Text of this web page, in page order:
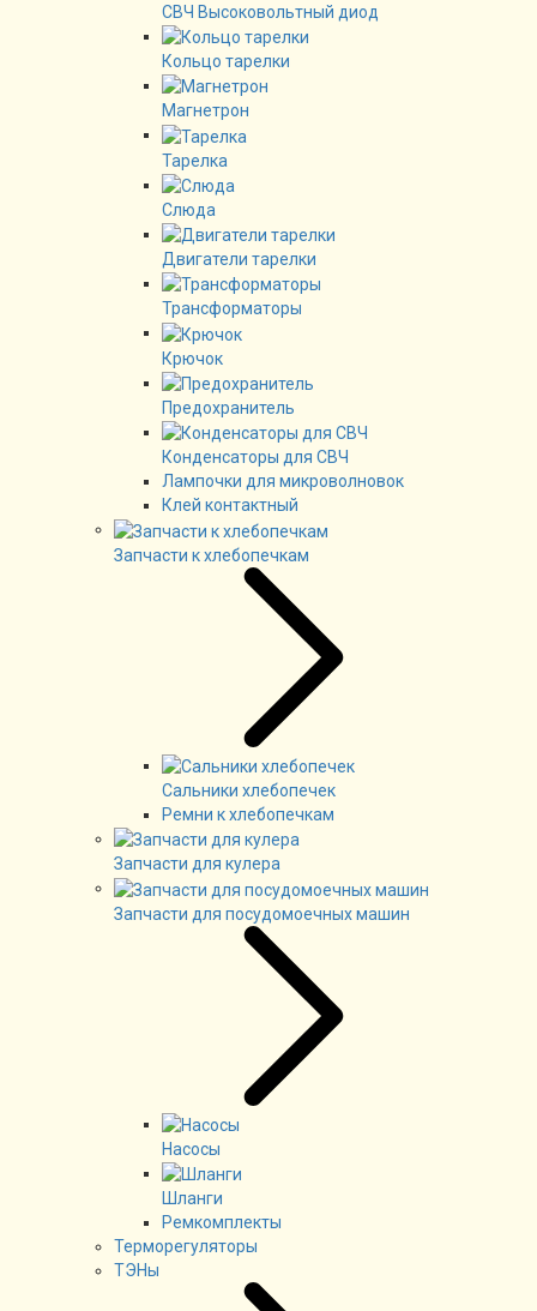
СВЧ Высоковольтный диод
Кольцо тарелки
Магнетрон
Тарелка
Слюда
Двигатели тарелки
Трансформаторы
Крючок
Предохранитель
Конденсаторы для СВЧ
Лампочки для микроволновок
Клей контактный
Запчасти к хлебопечкам
Сальники хлебопечек
Ремни к хлебопечкам
Запчасти для кулера
Запчасти для посудомоечных машин
Насосы
Шланги
Ремкомплекты
Терморегуляторы
ТЭНы